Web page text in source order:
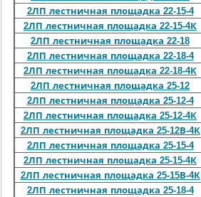
2ЛП лестничная площадка 22-15-4
2ЛП лестничная площадка 22-15-4К
2ЛП лестничная площадка 22-18
2ЛП лестничная площадка 22-18-4
2ЛП лестничная площадка 22-18-4К
2ЛП лестничная площадка 25-12
2ЛП лестничная площадка 25-12-4
2ЛП лестничная площадка 25-12-4К
2ЛП лестничная площадка 25-12В-4К
2ЛП лестничная площадка 25-15-4
2ЛП лестничная площадка 25-15-4К
2ЛП лестничная площадка 25-15В-4К
2ЛП лестничная площадка 25-18-4